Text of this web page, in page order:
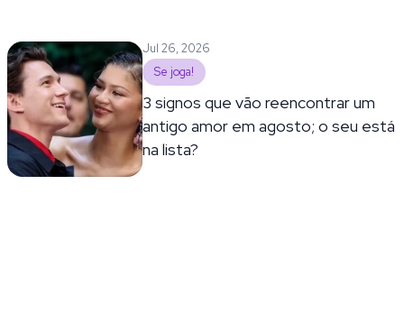
Jul 26, 2026
Se joga!
3 signos que vão reencontrar um
antigo amor em agosto; o seu está
na lista?